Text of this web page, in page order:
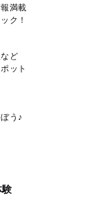
満載
ク！
ど
ット
う♪